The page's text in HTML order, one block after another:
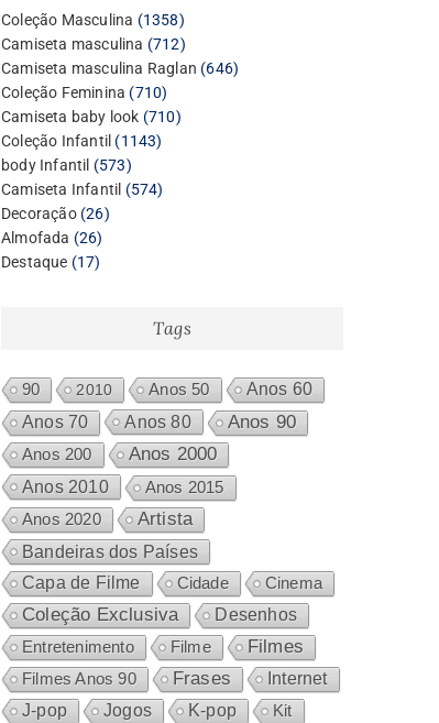
Coleção Masculina 13581358
produtos
Camiseta masculina 712712
produtos
Camiseta masculina Raglan 646646
Coleção Feminina 710710
produtos
Camiseta baby look 710710
Coleção Infantil 11431143
body Infantil 573573
produtos
Camiseta Infantil 574574
Decoração 2626
Almofada 2626
produtos
Destaque 1717
Tags
90 2010 Anos 50
Anos 60
Anos 70
Anos 80 Anos 90
Anos 200 Anos 2000
Anos 2010 Anos 2015
Anos 2020 Artista
Bandeiras dos Países
Capa de Filme Cidade Cinema
Coleção Exclusiva Desenhos
Entretenimento Filme Filmes
Filmes Anos 90 Frases
Internet
J-pop
Jogos K-pop Kit